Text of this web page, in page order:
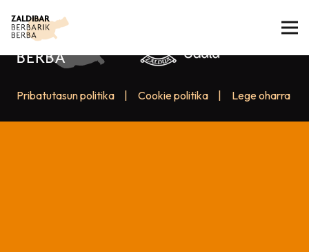
Pribatutasun politika Cookie politika Lege oharra